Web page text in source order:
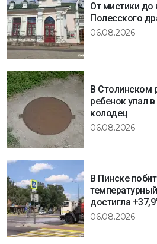
От мистики
Полесского
06.08.2026
В Столинском
ребенок упал
колодец
06.08.2026
В Пинске
достигла
06.08.2026